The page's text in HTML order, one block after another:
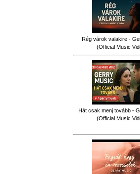
Rég várok valakire -
(Official Music
Hát csak menj tovább -
(Official Music